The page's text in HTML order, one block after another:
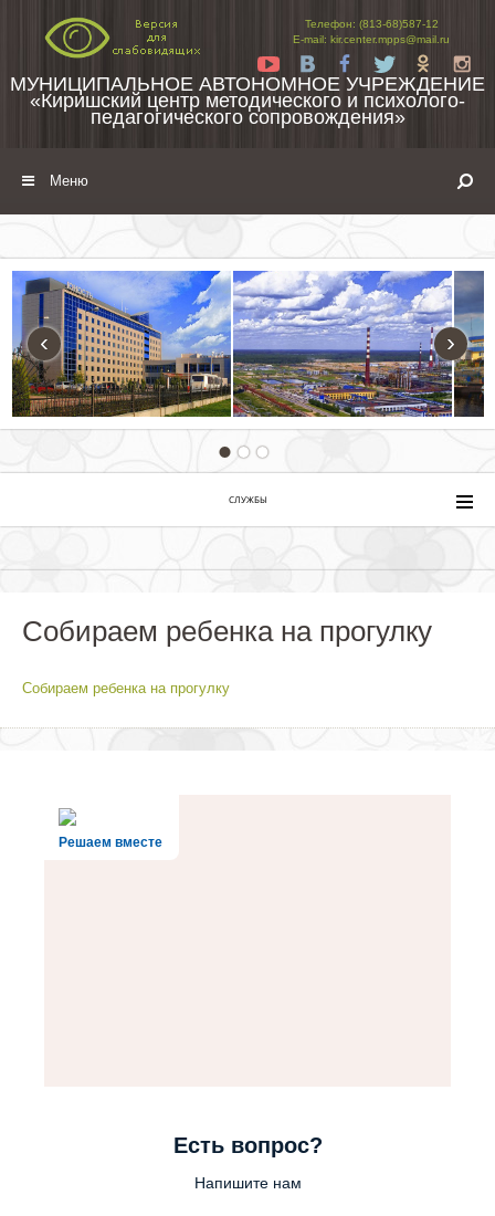
Телефон: (813-68)587-12
E-mail: kir.center.mpps@mail.ru
Yt
Tw
МУНИЦИПАЛЬНОЕ АВТОНОМНОЕ УЧРЕЖДЕНИЕ
«Киришский центр методического и психолого-
педагогического сопровождения»
Меню
‹ ›
СЛУЖБЫ
Собираем ребенка на прогулку
Собираем ребенка на прогулку
Решаем вместе
Есть вопрос?
Напишите нам